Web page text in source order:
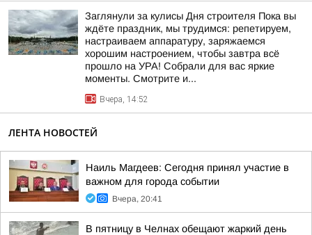
Заглянули за кулисы Дня строителя Пока вы
ждёте праздник, мы трудимся: репетируем,
настраиваем аппаратуру, заряжаемся
хорошим настроением, чтобы завтра всё
прошло на УРА! Собрали для вас яркие
моменты. Смотрите и...
Вчера, 14:52
ЛЕНТА НОВОСТЕЙ
Наиль Магдеев: Сегодня принял участие в
важном для города событии
Вчера, 20:41
В пятницу в Челнах обещают жаркий день